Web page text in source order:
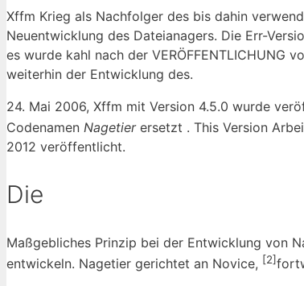
Xffm Krieg als Nachfolger des bis dahin
Neuentwicklung des Dateianagers. Die Err-
es wurde kahl nach der VERÖFFENTLICHUNG
weiterhin der Entwicklung des.
24. Mai 2006, Xffm mit Version 4.5.0 wurde
Codenamen Nagetierersetzt . This Version
2012 veröffentlicht.
Die
Maßgebliches Prinzip bei der Entwicklung von
entwickeln. Nagetier gerichtet an Novice, [2]